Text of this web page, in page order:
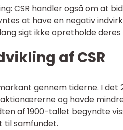
CSR handler også om at
at have en negativ
sigt ikke opretholde
af CSR
gennem tiderne. I
og havde
af 1900-tallet begyndte
til samfundet.